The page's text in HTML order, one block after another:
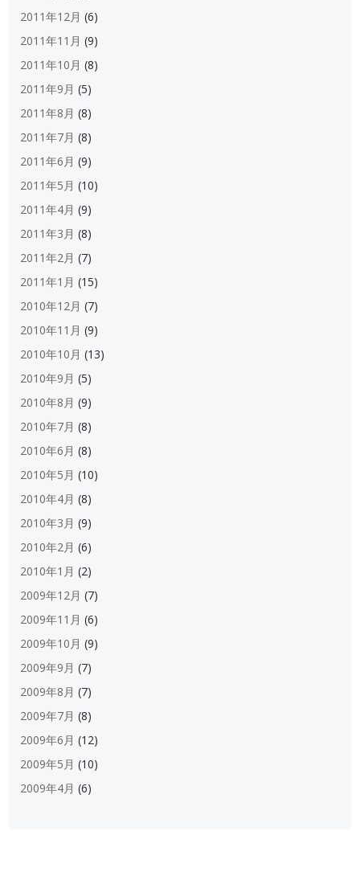
2011年12月 (6)
2011年11月 (9)
2011年10月 (8)
2011年9月 (5)
2011年8月 (8)
2011年7月 (8)
2011年6月 (9)
2011年5月 (10)
2011年4月 (9)
2011年3月 (8)
2011年2月 (7)
2011年1月 (15)
2010年12月 (7)
2010年11月 (9)
2010年10月 (13)
2010年9月 (5)
2010年8月 (9)
2010年7月 (8)
2010年6月 (8)
2010年5月 (10)
2010年4月 (8)
2010年3月 (9)
2010年2月 (6)
2010年1月 (2)
2009年12月 (7)
2009年11月 (6)
2009年10月 (9)
2009年9月 (7)
2009年8月 (7)
2009年7月 (8)
2009年6月 (12)
2009年5月 (10)
2009年4月 (6)